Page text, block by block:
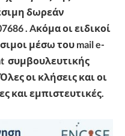
δωρεάν
. Aκόμα οι ειδικοί
μέσω του mail e-
συμβουλευτικής
οι κλήσεις και οι
και εμπιστευτικές.